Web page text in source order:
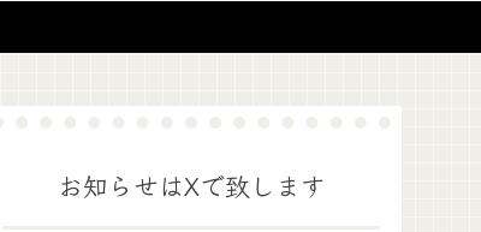
お知らせはXで致します